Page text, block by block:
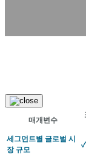
매개변수
세그먼트별 글로벌 시
장 규모
✓